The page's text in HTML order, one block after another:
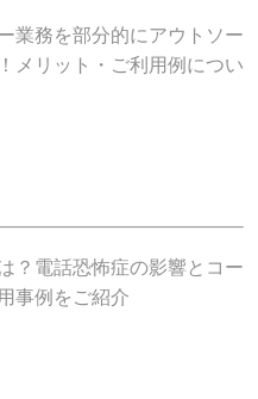
業務を部分的にアウトソー
メリット・ご利用例につい
？電話恐怖症の影響とコー
事例をご紹介